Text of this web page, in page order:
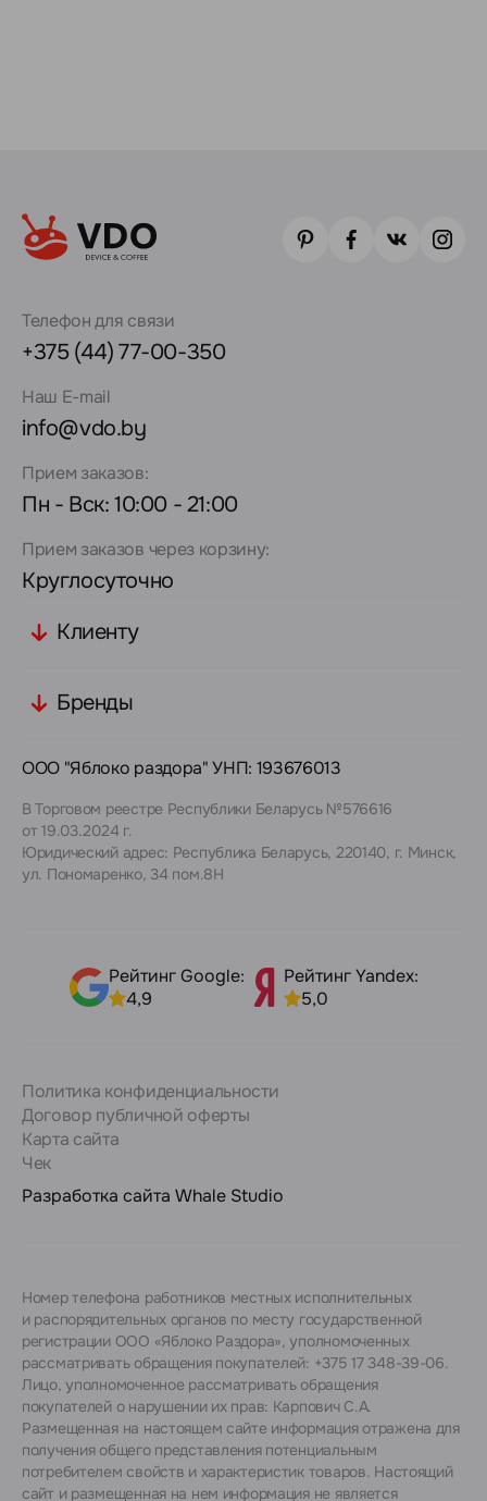
Телефон для связи
+375 (44) 77-00-350
Наш E-mail
info@vdo.by
Прием заказов:
Пн - Вск: 10:00 - 21:00
Прием заказов через корзину:
Круглосуточно
Клиенту
Бренды
ООО "Яблоко раздора" УНП: 193676013
В Торговом реестре Республики Беларусь №576616
от 19.03.2024 г.
Юридический адрес: Республика Беларусь, 220140, г. Минск,
ул. Пономаренко, 34 пом.8Н
Рейтинг Google:
4,9
Рейтинг Yandex:
5,0
Политика конфиденциальности
Договор публичной оферты
Карта сайта
Чек
Разработка сайта Whale Studio
Номер телефона работников местных исполнительных
и распорядительных органов по месту государственной
регистрации ООО «Яблоко Раздора», уполномоченных
рассматривать обращения покупателей: +375 17 348-39-06.
Лицо, уполномоченное рассматривать обращения
покупателей о нарушении их прав: Карпович С.А.
Размещенная на настоящем сайте информация отражена для
получения общего представления потенциальным
потребителем свойств и характеристик товаров. Настоящий
сайт и размещенная на нем информация не является